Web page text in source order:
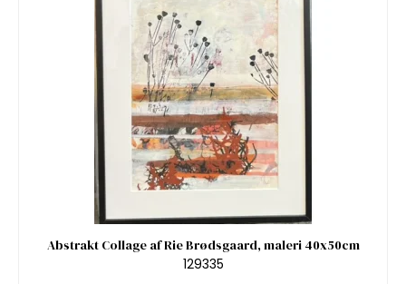
Abstrakt Collage af Rie Brødsgaard, maleri 40x50cm
129335